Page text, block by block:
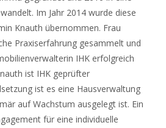
Im Jahr 2014 wurde diese
Knauth übernommen. Frau
Praxiserfahrung gesammelt und
IHK erfolgreich
ist IHK geprüfter
ist es eine Hausverwaltung
auf Wachstum ausgelegt ist. Ein
für eine individuelle